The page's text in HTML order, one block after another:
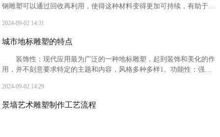
钢雕塑可以通过回收再利用，使得这种材料变得更加可持续，有助于保
2024-09-02 14:31
城市地标雕塑的特点
‌装饰性‌：现代应用最为广泛的一种地标雕塑，起到装饰和美化的作
用，并不刻意要求特定的主题和内容，风格多种多样‌1。‌功能性‌：强调
2024-09-02 14:29
景墙艺术雕塑制作工艺流程